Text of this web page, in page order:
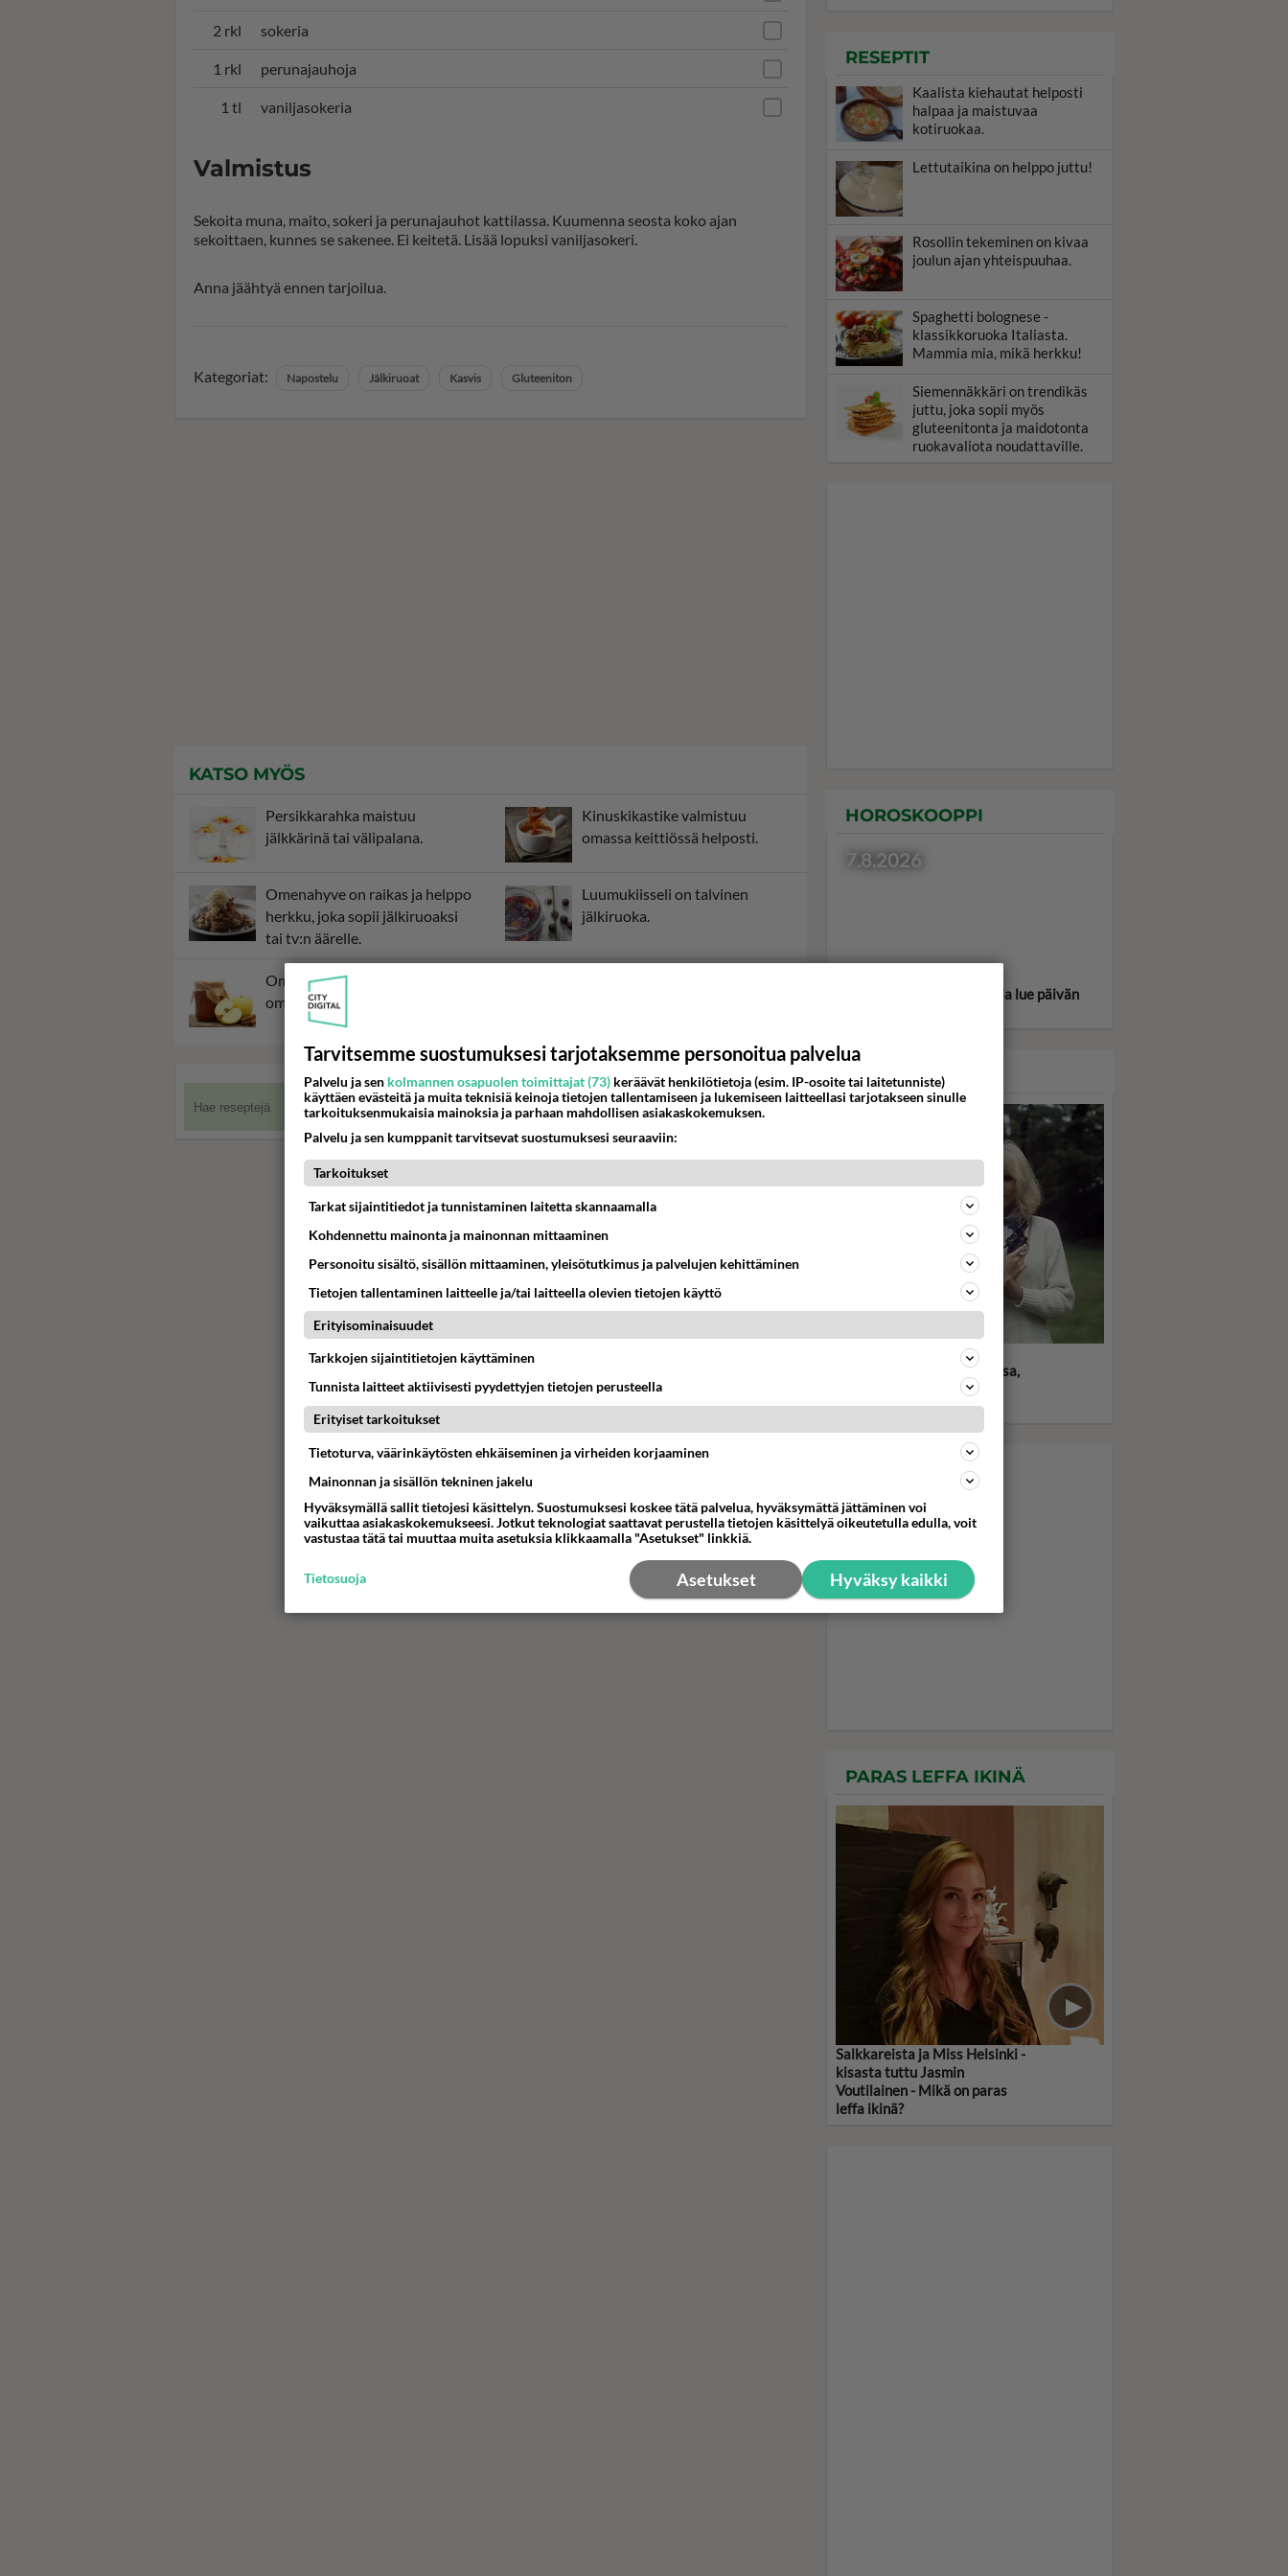
2 rkl sokeria
1 rkl perunajauhoja
1 tl vaniljasokeria
Valmistus
Sekoita muna, maito, sokeri ja perunajauhot kattilassa. Kuumenna seosta koko ajan
sekoittaen, kunnes se sakenee. Ei keitetä. Lisää lopuksi vaniljasokeri.
Anna jäähtyä ennen tarjoilua.
Kategoriat: Napostelu Jälkiruoat Kasvis Gluteeniton
KATSO MYÖS
Persikkarahka maistuu
jälkkärinä tai välipalana.
Kinuskikastike valmistuu
omassa keittiössä helposti.
Omenahyve on raikas ja helppo
herkku, joka sopii jälkiruoaksi
tai tv:n äärelle.
Luumukiisseli on talvinen
jälkiruoka.
Omenahillo kokoaa syksyn
omenasadon.
RESEPTIT
Kaalista kiehautat helposti
halpaa ja maistuvaa
kotiruokaa.
Lettutaikina on helppo juttu!
Rosollin tekeminen on kivaa
joulun ajan yhteispuuhaa.
Spaghetti bolognese -
klassikkoruoka Italiasta.
Mammia mia, mikä herkku!
Siemennäkkäri on trendikäs
juttu, joka sopii myös
gluteenitonta ja maidotonta
ruokavaliota noudattaville.
HOROSKOOPPI
7.8.2026
Valitse oma tähtimerkkisi ja lue päivän
KASARI
Muistatko? Dempsey ja
Makepeace - Sähköä ilmassa,
kun letkeä jenkki tapasi
yläluokkaisen britin
PARAS LEFFA IKINÄ
Salkkareista ja Miss Helsinki -
kisasta tuttu Jasmin
Voutilainen - Mikä on paras
leffa ikinä?
Tarvitsemme suostumuksesi tarjotaksemme personoitua palvelua
Palvelu ja sen kolmannen osapuolen toimittajat (73) keräävät henkilötietoja (esim. IP-osoite tai laitetunniste)
käyttäen evästeitä ja muita teknisiä keinoja tietojen tallentamiseen ja lukemiseen laitteellasi tarjotakseen sinulle
tarkoituksenmukaisia mainoksia ja parhaan mahdollisen asiakaskokemuksen.
Palvelu ja sen kumppanit tarvitsevat suostumuksesi seuraaviin:
Tarkoitukset
Tarkat sijaintitiedot ja tunnistaminen laitetta skannaamalla
Kohdennettu mainonta ja mainonnan mittaaminen
Personoitu sisältö, sisällön mittaaminen, yleisötutkimus ja palvelujen kehittäminen
Tietojen tallentaminen laitteelle ja/tai laitteella olevien tietojen käyttö
Erityisominaisuudet
Tarkkojen sijaintitietojen käyttäminen
Tunnista laitteet aktiivisesti pyydettyjen tietojen perusteella
Erityiset tarkoitukset
Tietoturva, väärinkäytösten ehkäiseminen ja virheiden korjaaminen
Mainonnan ja sisällön tekninen jakelu
Hyväksymällä sallit tietojesi käsittelyn. Suostumuksesi koskee tätä palvelua, hyväksymättä jättäminen voi
vaikuttaa asiakaskokemukseesi. Jotkut teknologiat saattavat perustella tietojen käsittelyä oikeutetulla edulla, voit
vastustaa tätä tai muuttaa muita asetuksia klikkaamalla "Asetukset" linkkiä.
Hyväksy kaikki
Asetukset
Tietosuoja